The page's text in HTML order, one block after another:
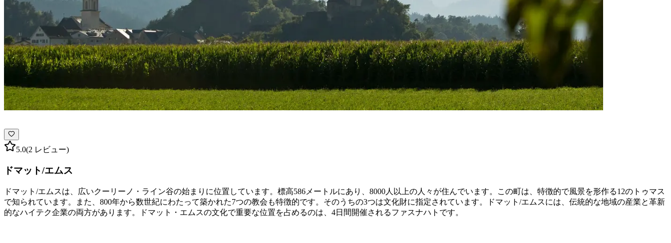
5.0(2 レビュー)
ドマット/エムス
ドマット/エムスは、広いクーリーノ・ライン谷の始まりに位置しています。標高586メートルにあり、8000人以上の人々が住んでいます。この町は、特徴的で風景を形作る12のトゥマス
で知られています。また、800年から数世紀にわたって築かれた7つの教会も特徴的です。そのうちの3つは文化財に指定されています。ドマット/エムスには、伝統的な地域の産業と革新
的なハイテク企業の両方があります。ドマット・エムスの文化で重要な位置を占めるのは、4日間開催されるファスナハトです。